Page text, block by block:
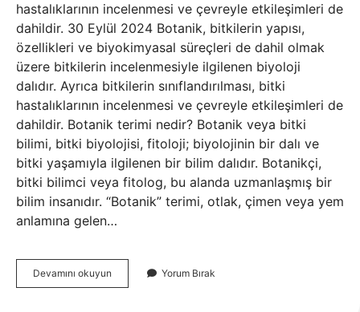
hastalıklarının incelenmesi ve çevreyle etkileşimleri de
dahildir. 30 Eylül 2024 Botanik, bitkilerin yapısı,
özellikleri ve biyokimyasal süreçleri de dahil olmak
üzere bitkilerin incelenmesiyle ilgilenen biyoloji
dalıdır. Ayrıca bitkilerin sınıflandırılması, bitki
hastalıklarının incelenmesi ve çevreyle etkileşimleri de
dahildir. Botanik terimi nedir? Botanik veya bitki
bilimi, bitki biyolojisi, fitoloji; biyolojinin bir dalı ve
bitki yaşamıyla ilgilenen bir bilim dalıdır. Botanikçi,
bitki bilimci veya fitolog, bu alanda uzmanlaşmış bir
bilim insanıdır. “Botanik” terimi, otlak, çimen veya yem
anlamına gelen…
Devamını okuyun Bulmacada
Botanik
Yorum Bırak